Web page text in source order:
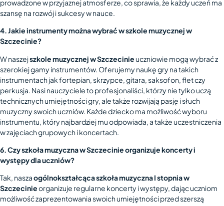
prowadzone w przyjaznej atmosferze, co sprawia, że każdy uczeń ma
szansę na rozwój i sukcesy w nauce.
4. Jakie instrumenty można wybrać w szkole muzycznej w
Szczecinie?
W naszejszkole muzycznej w Szczecinie uczniowie mogą wybrać z
szerokiej gamy instrumentów. Oferujemy naukę gry na takich
instrumentach jak fortepian, skrzypce, gitara, saksofon, flet czy
perkusja. Nasi nauczyciele to profesjonaliści, którzy nie tylko uczą
technicznych umiejętności gry, ale także rozwijają pasję i słuch
muzyczny swoich uczniów. Każde dziecko ma możliwość wyboru
instrumentu, który najbardziej mu odpowiada, a także uczestniczenia
w zajęciach grupowych i koncertach.
6. Czy szkoła muzyczna w Szczecinie organizuje koncerty i
występy dla uczniów?
Tak, naszaogólnokształcąca szkoła muzyczna I stopnia w
Szczecinieorganizuje regularne koncerty i występy, dając uczniom
możliwość zaprezentowania swoich umiejętności przed szerszą